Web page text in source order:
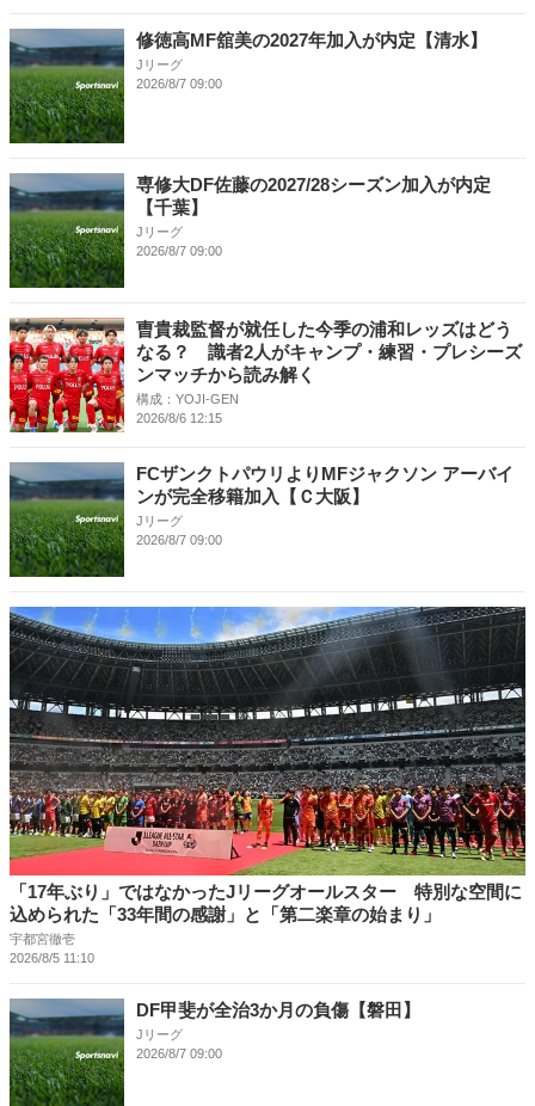
修徳高MF舘美の2027年加入が内定【清水】
Jリーグ
2026/8/7 09:00
専修大DF佐藤の2027/28シーズン加入が内定
【千葉】
Jリーグ
2026/8/7 09:00
曺貴裁監督が就任した今季の浦和レッズはどう
なる？ 識者2人がキャンプ・練習・プレシーズ
ンマッチから読み解く
構成：YOJI-GEN
2026/8/6 12:15
FCザンクトパウリよりMFジャクソン アーバイ
ンが完全移籍加入【Ｃ大阪】
Jリーグ
2026/8/7 09:00
「17年ぶり」ではなかったJリーグオールスター 特別な空間に
込められた「33年間の感謝」と「第二楽章の始まり」
宇都宮徹壱
2026/8/5 11:10
DF甲斐が全治3か月の負傷【磐田】
Jリーグ
2026/8/7 09:00